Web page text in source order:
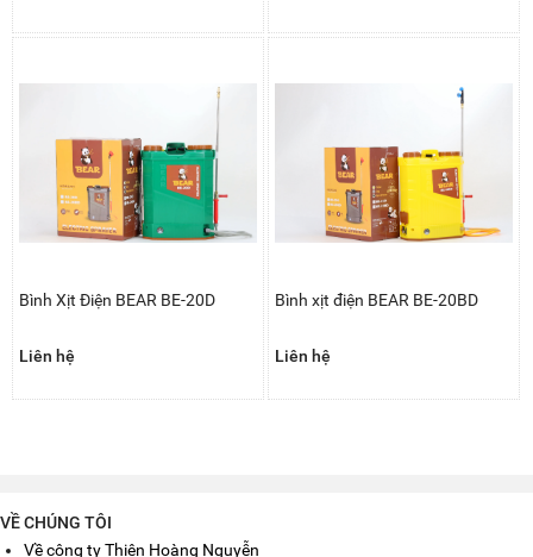
Bình Xịt Điện BEAR BE-20D
Liên hệ
Bình xịt điện BEAR BE-20BD
Liên hệ
VỀ CHÚNG TÔI
Về công ty Thiên Hoàng Nguyễn